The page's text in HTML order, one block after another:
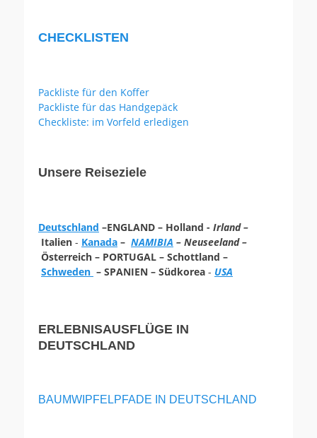
CHECKLISTEN
Packliste für den Koffer
Packliste für das Handgepäck
Checkliste: im Vorfeld erledigen
Unsere Reiseziele
Deutschland –ENGLAND – Holland - Irland –
Italien - Kanada – NAMIBIA – Neuseeland –
Österreich – PORTUGAL – Schottland –
Schweden – SPANIEN – Südkorea - USA
ERLEBNISAUSFLÜGE IN
DEUTSCHLAND
BAUMWIPFELPFADE IN DEUTSCHLAND